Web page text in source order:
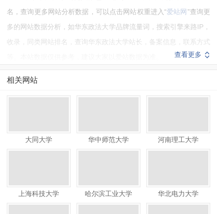
名，查询更多网站分析数据，可以点击网站权重进入“爱站网 ”查询更
多的网站数据分析，如华东政法大学品牌流量词，搜索引擎来路IP，
收录，同类网站排名，查询华东政法大学站长，备案信息，联系方式
查看更多
相关网站
大同大学 华中师范大学 河南理工大学
上海科技大学 哈尔滨工业大学 华北电力大学